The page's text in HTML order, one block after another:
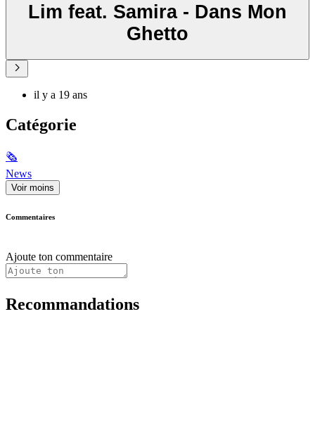
Lim feat. Samira - Dans Mon
Ghetto
il y a 19 ans
Catégorie
🗞
News
Voir moins
Commentaires
Ajoute ton commentaire
Recommandations